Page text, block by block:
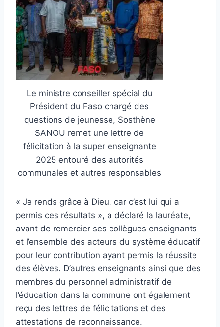
Le ministre conseiller spécial du
Président du Faso chargé des
questions de jeunesse, Sosthène
SANOU remet une lettre de
félicitation à la super enseignante
2025 entouré des autorités
communales et autres responsables
« Je rends grâce à Dieu, car c’est lui qui a
permis ces résultats », a déclaré la lauréate,
avant de remercier ses collègues enseignants
et l’ensemble des acteurs du système éducatif
pour leur contribution ayant permis la réussite
des élèves. D’autres enseignants ainsi que des
membres du personnel administratif de
l’éducation dans la commune ont également
reçu des lettres de félicitations et des
attestations de reconnaissance.